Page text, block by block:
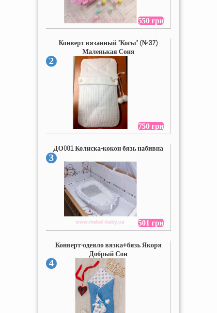
550 грн
Конверт вязанный "Косы" (№37)
Маленькая Соня
2
750 грн
ДО001 Колиска-кокон бязь набивна
3
501 грн
Конверт-одеяло вязка+бязь Якоря
Добрый Сон
4